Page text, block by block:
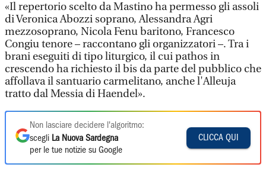
«Il repertorio scelto da Mastino ha permesso gli assoli
di Veronica Abozzi soprano, Alessandra Agri
mezzosoprano, Nicola Fenu baritono, Francesco
Congiu tenore – raccontano gli organizzatori –. Tra i
brani eseguiti di tipo liturgico, il cui pathos in
crescendo ha richiesto il bis da parte del pubblico che
affollava il santuario carmelitano, anche l'Alleuja
tratto dal Messia di Haendel».
Non lasciare decidere l'algoritmo:
scegli La Nuova Sardegna
per le tue notizie su Google
CLICCA QUI